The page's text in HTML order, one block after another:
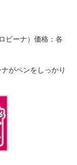
ビーナ）価格：各
がペンをしっかり